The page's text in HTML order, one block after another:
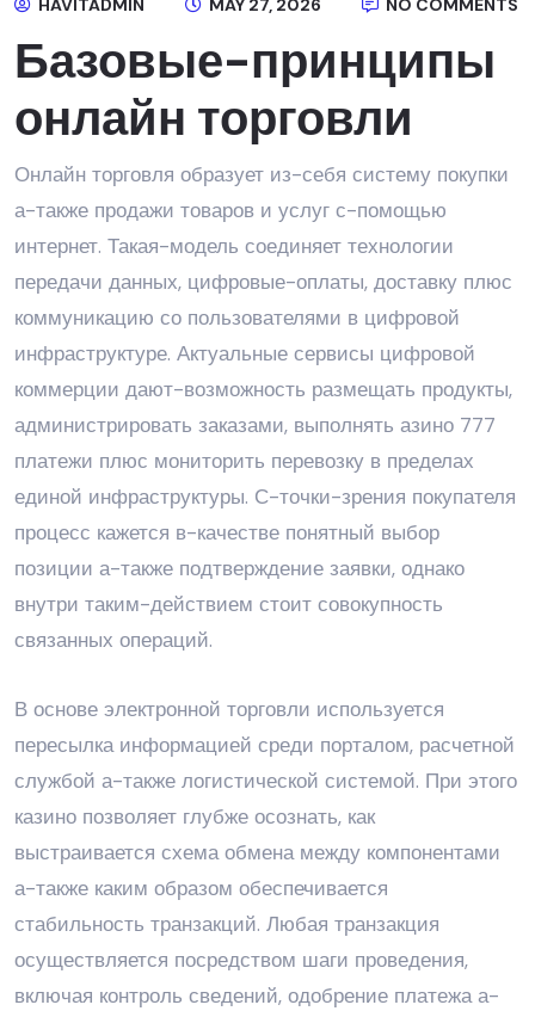
HAVITADMIN MAY 27, 2026 NO COMMENTS
Базовые-принципы
онлайн торговли
Онлайн торговля образует из-себя систему покупки
а-также продажи товаров и услуг с-помощью
интернет. Такая-модель соединяет технологии
передачи данных, цифровые-оплаты, доставку плюс
коммуникацию со пользователями в цифровой
инфраструктуре. Актуальные сервисы цифровой
коммерции дают-возможность размещать продукты,
администрировать заказами, выполнять азино 777
платежи плюс мониторить перевозку в пределах
единой инфраструктуры. С-точки-зрения покупателя
процесс кажется в-качестве понятный выбор
позиции а-также подтверждение заявки, однако
внутри таким-действием стоит совокупность
связанных операций.
В основе электронной торговли используется
пересылка информацией среди порталом, расчетной
службой а-также логистической системой. При этого
казино позволяет глубже осознать, как
выстраивается схема обмена между компонентами
а-также каким образом обеспечивается
стабильность транзакций. Любая транзакция
осуществляется посредством шаги проведения,
включая контроль сведений, одобрение платежа а-